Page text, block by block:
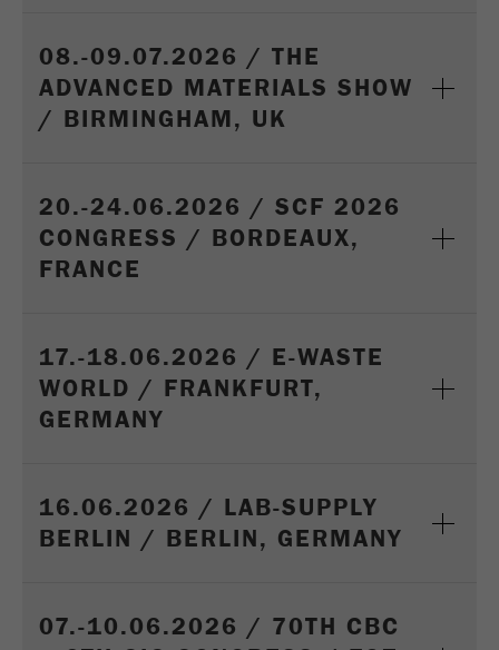
08.-09.07.2026 / THE
ADVANCED MATERIALS SHOW
/ BIRMINGHAM, UK
20.-24.06.2026 / SCF 2026
CONGRESS / BORDEAUX,
FRANCE
17.-18.06.2026 / E-WASTE
WORLD / FRANKFURT,
GERMANY
16.06.2026 / LAB-SUPPLY
BERLIN / BERLIN, GERMANY
07.-10.06.2026 / 70TH CBC